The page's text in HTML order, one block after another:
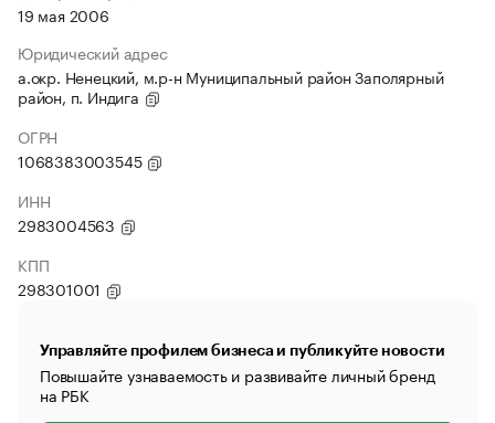
19 мая 2006
Юридический адрес
а.окр. Ненецкий, м.р-н Муниципальный район Заполярный
район, п. Индига
ОГРН
1068383003545
ИНН
2983004563
КПП
298301001
Управляйте профилем бизнеса и публикуйте новости
Повышайте узнаваемость и развивайте личный бренд
на РБК